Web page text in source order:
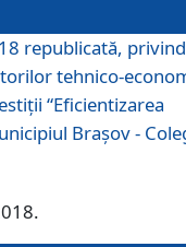
republicată, privind
tehnico-
“Eficientizarea
Brașov -